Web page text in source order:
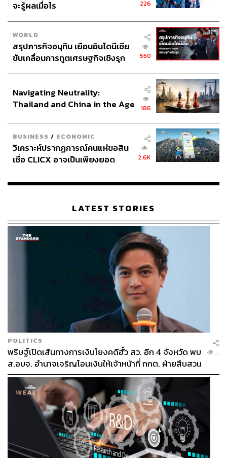
จะรู้ผลเมื่อไร
226
WORLD
สรุปภารกิจอนุทิน เยือนอินโดนีเซีย
ขับเคลื่อนการทูตเศรษฐกิจเชิงรุก
550
Navigating Neutrality:
Thailand and China in the Age
186
BUSINESS / ECONOMIC
วิเคราะห์ปรากฏการณ์คนแห่ขอสิน
เชื่อ CLICX อาจเป็นเพียงยอด
เรือนไทยที่ถูกซุกไว้
2.6K
LATEST STORIES
POLITICS
พริษฐ์เปิดเส้นทางการเงินโยงคดีฮั้ว สว. อีก 4 จังหวัด พบ
ส.อบจ. อำนาจเจริญโอนเงินให้เจ้าหน้าที่ กกต. ฝ่ายสืบสวน
...